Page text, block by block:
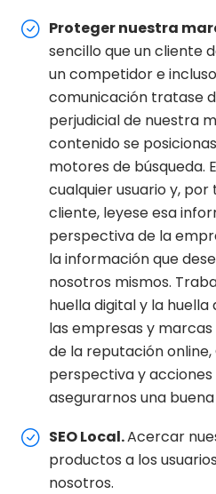
Proteger nuestra
sencillo que un cliente
un competidor e
comunicación tratase
perjudicial de nuestra
contenido se
motores de búsqueda.
cualquier usuario y,
cliente, leyese esa
perspectiva de la
la información que
nosotros mismos.
huella digital y la
las empresas y
de la reputación online,
perspectiva y acciones
asegurarnos una
SEO Local.Acercar
productos a los
nosotros.